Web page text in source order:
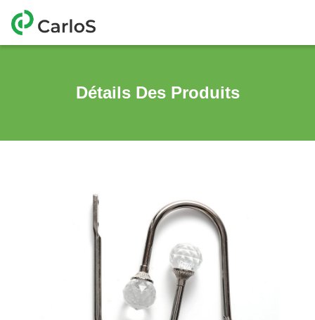
Détails Des Produits